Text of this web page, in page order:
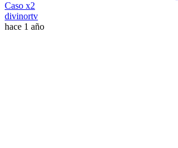
Caso x2
divinortv
hace 1 año